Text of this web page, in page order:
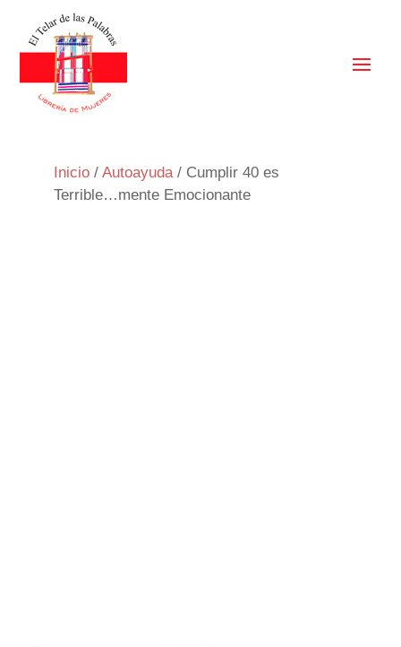
Inicio / Autoayuda/ Cumplir 40 es
Terrible…mente Emocionante